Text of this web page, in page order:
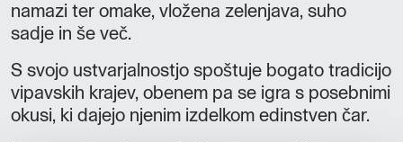
namazi ter omake, vložena zelenjava, suho
sadje in še več.
S svojo ustvarjalnostjo spoštuje bogato tradicijo
vipavskih krajev, obenem pa se igra s posebnimi
okusi, ki dajejo njenim izdelkom edinstven čar.